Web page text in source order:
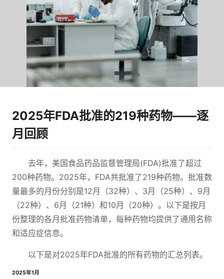
2025年FDA批准的219种药物——逐
月回顾
去年，美国食品药品监督管理局(FDA)批准了超过
200种药物。2025年，FDA共批准了219种药物。批准数
量最多的月份分别是12月（32种）、3月（25种）、9月
（22种）、6月（21种）和10月（20种）。以下是按月
份整理的各月批准药物清单，每种药物均提供了通用名称
和适应症信息。
以下是对2025年FDA批准的所有药物的汇总列表。
2025年1月